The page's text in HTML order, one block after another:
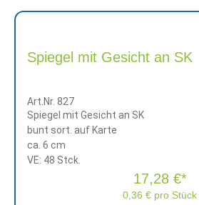
Spiegel mit Gesicht an SK
Art.Nr. 827
Spiegel mit Gesicht an SK
bunt sort. auf Karte
ca. 6 cm
VE: 48 Stck.
0,36 € pro Stück
17,28 €*